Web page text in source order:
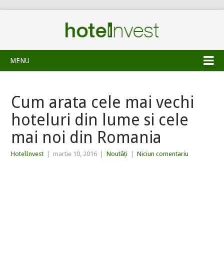
MENU
Cum arata cele mai vechi
hoteluri din lume si cele
mai noi din Romania
HotelInvest martie 10, 2016 Noutăți Niciun comentariu